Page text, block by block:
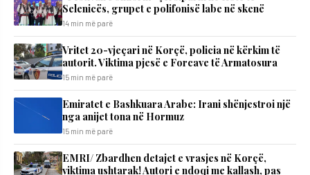
Selenicës, grupet e polifonisë labe në skenë
14 min më parë
Vritet 20-vjeçari në Korçë, policia në kërkim të
autorit. Viktima pjesë e Forcave të Armatosura
15 min më parë
Emiratet e Bashkuara Arabe: Irani shënjestroi një
nga anijet tona në Hormuz
15 min më parë
EMRI/ Zbardhen detajet e vrasjes në Korçë,
viktima ushtarak! Autori e ndoqi me kallash, pas